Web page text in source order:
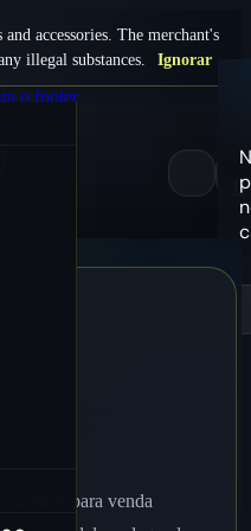
accessories. The merchant's
illegal substances.
Ignorar
o footer
0
Vape para venda